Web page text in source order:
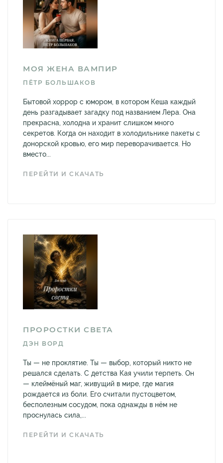
МОЯ ЖЕНА ВАМПИР
ПЁТР БОЛЬШАКОВ
Бытовой хоррор с юмором, в котором Кеша каждый
день разгадывает загадку под названием Лера. Она
прекрасна, холодна и хранит слишком много
секретов. Когда он находит в холодильнике пакеты с
донорской кровью, его мир переворачивается. Но
вместо...
ПЕРЕЙТИ И СКАЧАТЬ
ПРОРОСТКИ СВЕТА
ДЭН ВОРД
Ты — не проклятие. Ты — выбор, который никто не
решался сделать. С детства Кая учили терпеть. Он
— клеймёный маг, живущий в мире, где магия
рождается из боли. Его считали пустоцветом,
бесполезным сосудом, пока однажды в нём не
проснулась сила,...
ПЕРЕЙТИ И СКАЧАТЬ